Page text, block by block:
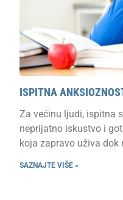
ISPITNA
Za većinu ljudi, ispitna
neprijatno iskustvo i
koja zapravo uživa dok
SAZNAJTE VIŠE »